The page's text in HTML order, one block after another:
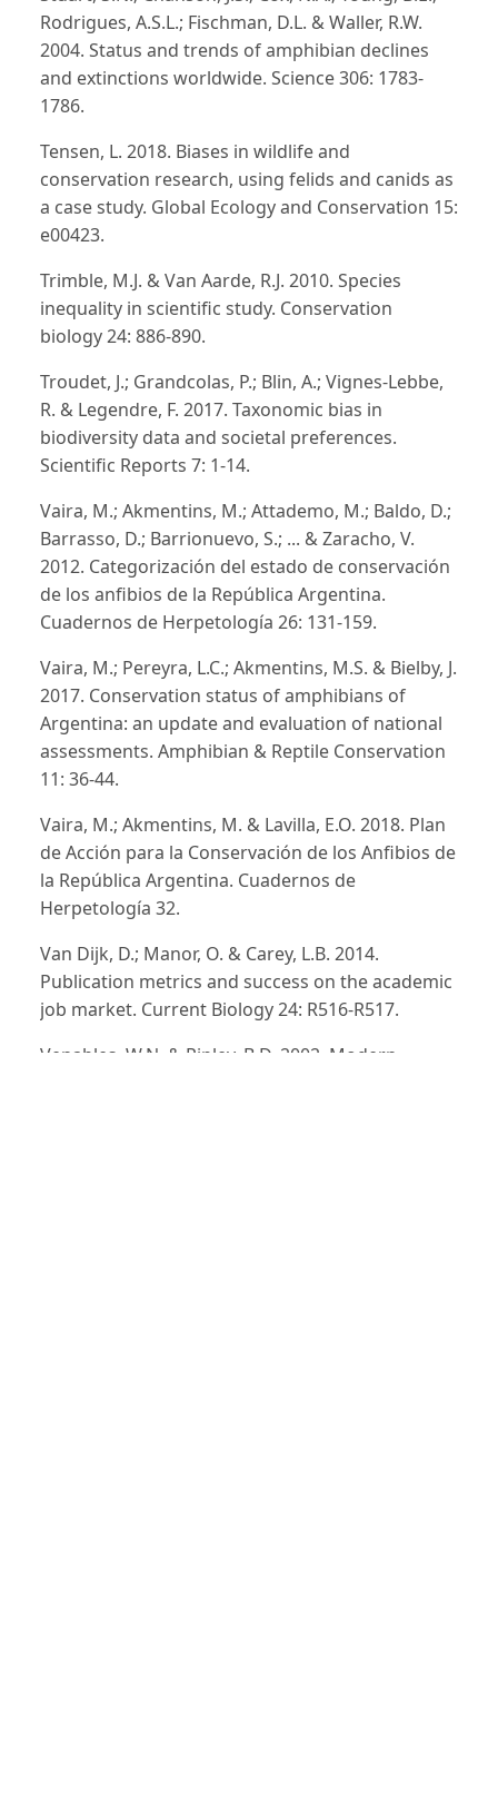
Rodrigues, A.S.L.; Fischman, D.L. & Waller, R.W.
2004. Status and trends of amphibian declines
and extinctions worldwide. Science 306: 1783-
1786.
Tensen, L. 2018. Biases in wildlife and
conservation research, using felids and canids as
a case study. Global Ecology and Conservation 15:
e00423.
Trimble, M.J. & Van Aarde, R.J. 2010. Species
inequality in scientific study. Conservation
biology 24: 886-890.
Troudet, J.; Grandcolas, P.; Blin, A.; Vignes-Lebbe,
R. & Legendre, F. 2017. Taxonomic bias in
biodiversity data and societal preferences.
Scientific Reports 7: 1-14.
Vaira, M.; Akmentins, M.; Attademo, M.; Baldo, D.;
Barrasso, D.; Barrionuevo, S.; ... & Zaracho, V.
2012. Categorización del estado de conservación
de los anfibios de la República Argentina.
Cuadernos de Herpetología 26: 131-159.
Vaira, M.; Pereyra, L.C.; Akmentins, M.S. & Bielby, J.
2017. Conservation status of amphibians of
Argentina: an update and evaluation of national
assessments. Amphibian & Reptile Conservation
11: 36-44.
Vaira, M.; Akmentins, M. & Lavilla, E.O. 2018. Plan
de Acción para la Conservación de los Anfibios de
la República Argentina. Cuadernos de
Herpetología 32.
Van Dijk, D.; Manor, O. & Carey, L.B. 2014.
Publication metrics and success on the academic
job market. Current Biology 24: R516-R517.
Venables, W.N. & Ripley, B.D. 2002. Modern